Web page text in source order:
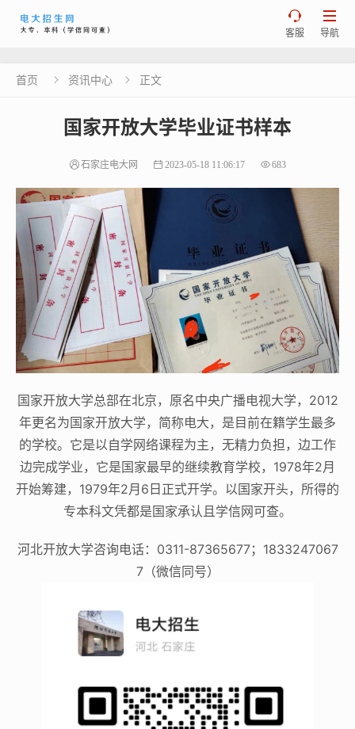

导航

客服
首页  资讯中心  正文
国家开放大学毕业证书样本
石家庄电大网 2023-05-18 11:06:17 683
国家开放大学总部在北京，原名中央广播电视大学，2012
年更名为国家开放大学，简称电大，是目前在籍学生最多
的学校。它是以自学网络课程为主，无精力负担，边工作
边完成学业，它是国家最早的继续教育学校，1978年2月
开始筹建，1979年2月6日正式开学。以国家开头，所得的
专本科文凭都是国家承认且学信网可查。
河北开放大学咨询电话：0311-87365677；1833247067
7（微信同号）